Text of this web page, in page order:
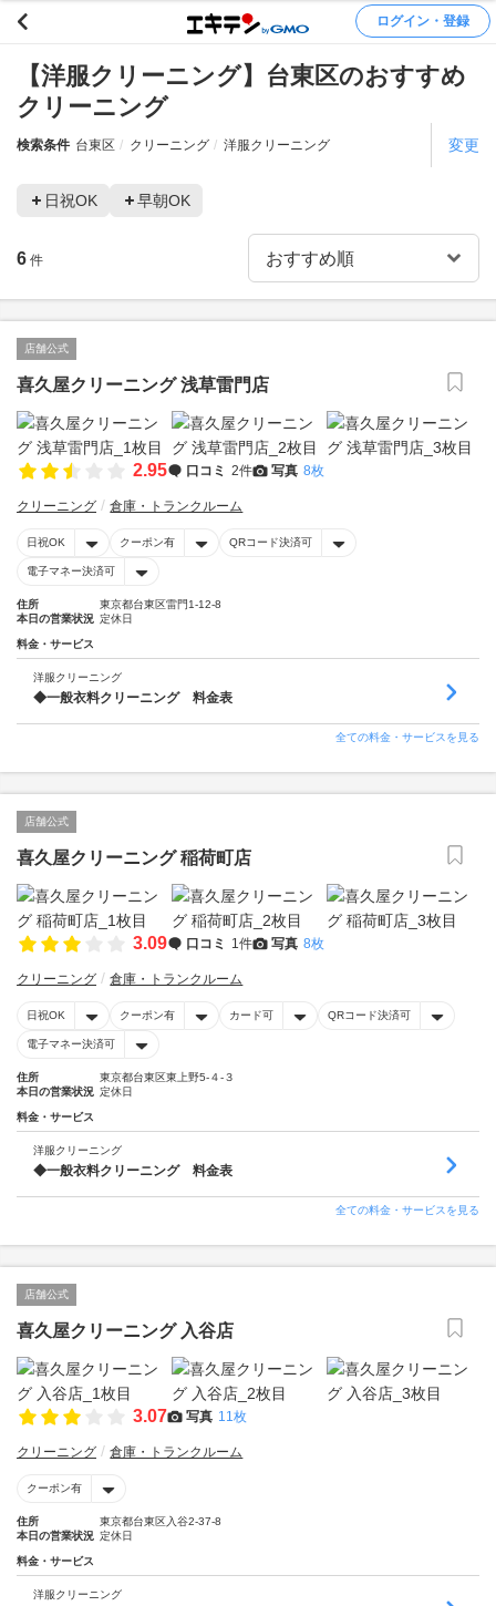
ログイン・登録
【洋服クリーニング】台東区のおすすめ
クリーニング
検索条件 台東区 クリーニング 洋服クリーニング 変更
日祝OK 早朝OK
6 件
店舗公式
喜久屋クリーニング 浅草雷門店
2.95 口コミ 2件 写真 8枚
クリーニング 倉庫・トランクルーム
日祝OK クーポン有 QRコード決済可
電子マネー決済可
住所
東京都台東区雷門1‐12‐8
本日の営業状況 定休日
料金・サービス
洋服クリーニング
◆一般衣料クリーニング 料金表
全ての料金・サービスを見る
店舗公式
喜久屋クリーニング 稲荷町店
3.09 口コミ 1件 写真 8枚
クリーニング 倉庫・トランクルーム
日祝OK クーポン有 カード可 QRコード決済可
電子マネー決済可
住所
東京都台東区東上野5-４-３
本日の営業状況 定休日
料金・サービス
洋服クリーニング
◆一般衣料クリーニング 料金表
全ての料金・サービスを見る
店舗公式
喜久屋クリーニング 入谷店
3.07 写真 11枚
クリーニング 倉庫・トランクルーム
クーポン有
住所
東京都台東区入谷2-37-8
本日の営業状況 定休日
料金・サービス
洋服クリーニング